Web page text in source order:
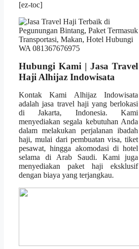
[ez-toc]
Hubungi Kami | Jasa Travel
Haji Alhijaz Indowisata
Kontak Kami Alhijaz Indowisata
adalah jasa travel haji yang berlokasi
di Jakarta, Indonesia. Kami
menyediakan segala kebutuhan Anda
dalam melakukan perjalanan ibadah
haji, mulai dari pembuatan visa, tiket
pesawat, hingga akomodasi di hotel
selama di Arab Saudi. Kami juga
menyediakan paket haji eksklusif
dengan biaya yang terjangkau.